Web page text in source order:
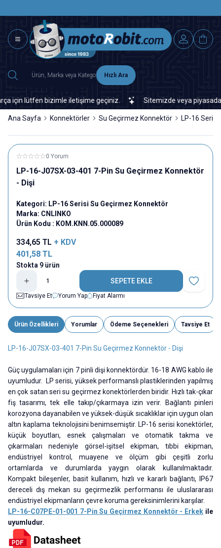
Hızlı Ara
lütfen bizimle iletişime geçiniz. Sitemizde veya piyasada
Ana Sayfa Konnektörler Su Geçirmez Konnektör LP-16
0 Yorum
LP-16-J07SX-03-401 7-Pin Su Geçirmez Konnektör
- Dişi
Kategori: LP-16 Serisi Su Geçirmez Konnektör
Marka: CNLINKO
Ürün Kodu : KOM.KNN.05.000089
334,65 TL + KDV
401,58 TL
Stokta 9 ürün
SEPETE EKLE
Favoriye
Tavsiye Et
Yorum Yap Fiyat Alarmı
Ürün Özellikleri Yorumlar Ödeme Seçenekleri Tavsiye Et
LP-16-J07SX-03-401 7-Pin Su Geçirmez Konnektör - Dişi
Güç uygulamaları için 7 pinli dişi konnektördür. 16-18 AWG kablo ile
uyumludur. LP serisi, yüksek performanslı plastiklerinden yapılmış
en çok satan seri su geçirmez konektörlerden biridir. Hızlı tak-çıkar
fiş tasarımı, tek elle takıp/çıkarmaya izin verir. Bağlantı pinleri
korozyona dayanabilen ve yüksek-düşük sıcaklıklar için uygun olan
altın kaplama teknolojisini benimsemiştir. LP-16 serisi konektörler,
küçük boyutları, esnek çalışmaları ve otomatik takma ve
çıkarmaları nedeniyle görsel-işitsel ekipman, tıbbi ekipman,
endüstriyel kontrol, muayene ve ölçüm gibi çeşitli zorlu
ortamlarda ve durumlarda yaygın olarak kullanılmaktadır.
Kompakt bileşenler, basit kullanım, hızlı ve kararlı bağlantı, IP67
dereceli dış mekan su geçirmezlik performansı ile uluslararası
endüstriyel ekipmanların çevre koruma gereksinimlerini karşılar.
LP-16-C07PE-01-001 7-Pin Su Geçirmez Konnektör - Erkek ile
uyumludur.